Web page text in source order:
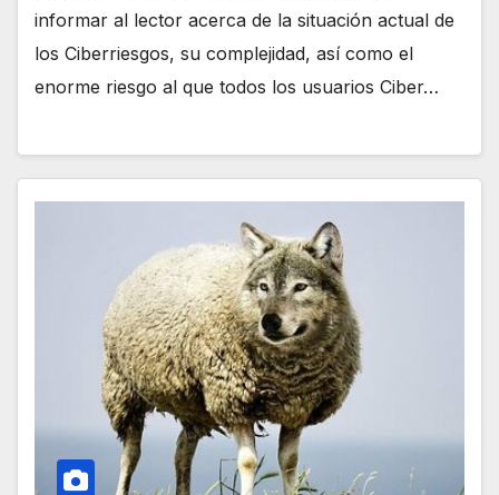
informar al lector acerca de la situación actual de
los Ciberriesgos, su complejidad, así como el
enorme riesgo al que todos los usuarios Ciber…